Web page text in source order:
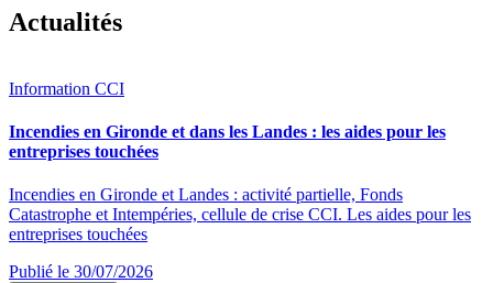
Actualités
Information CCI
Incendies en Gironde et dans les Landes : les aides pour les
entreprises touchées
Incendies en Gironde et Landes : activité partielle, Fonds
Catastrophe et Intempéries, cellule de crise CCI. Les aides pour les
entreprises touchées
Publié le 30/07/2026